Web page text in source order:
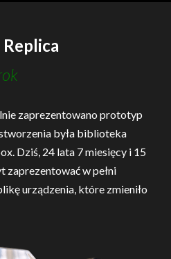
zaprezentowano prototyp
była biblioteka
Dziś, 24 lata 7 miesięcy i 15
zaprezentować w pełni
urządzenia, które zmieniło